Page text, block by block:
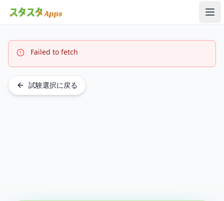
メ
Failed to fetch
試験選択に戻る